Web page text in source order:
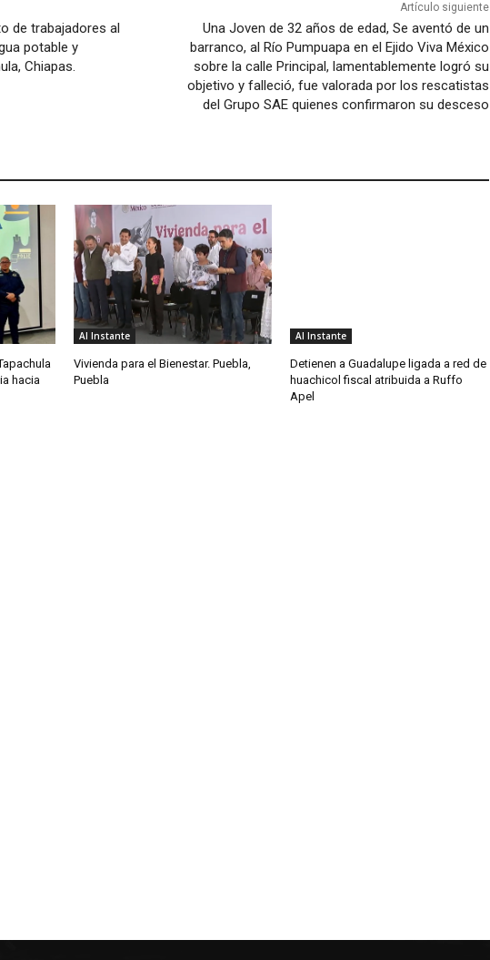
de trabajadores al
potable y
Chiapas.
Artículo siguiente
Una Joven de 32 años de edad, Se aventó de un
barranco, al Río Pumpuapa en el Ejido Viva México
sobre la calle Principal, lamentablemente logró su
objetivo y falleció, fue valorada por los rescatistas
del Grupo SAE quienes confirmaron su desceso
hacia
Al Instante
Vivienda para el Bienestar. Puebla,
Puebla
Al Instante
Detienen a Guadalupe ligada a red de
huachicol fiscal atribuida a Ruffo
Apel